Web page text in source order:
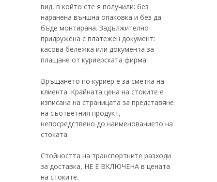
вид, в който сте я получили: без
наранена външна опаковка и без да
бъде монтирана. Задължително
придружена с платежен документ:
касова бележка или документа за
плащане от куриерската фирма.
Връщането по куриер е за сметка на
клиента. Крайната цена на стоките е
изписана на страницата за представяне
на съответния продукт,
непосредствено до наименованието на
стоката.
Стойността на транспортните разходи
за доставка, НЕ Е ВКЛЮЧЕНА в цената
на стоките.